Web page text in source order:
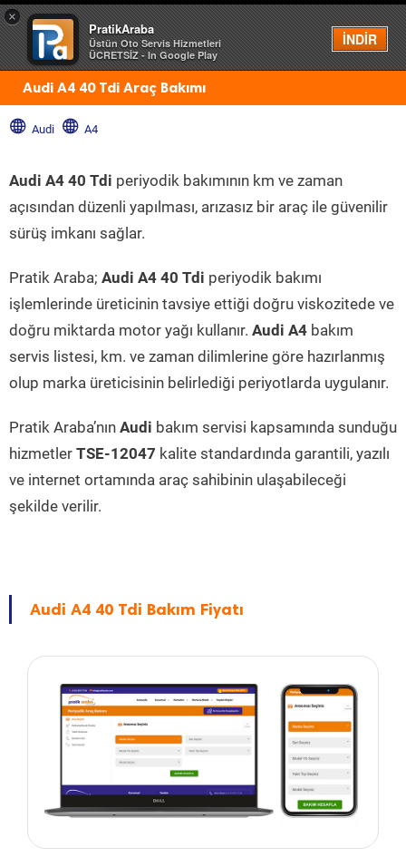
×
PratikAraba
Üstün Oto Servis Hizmetleri
ÜCRETSİZ - In Google Play
İNDİR
Menü
Audi A4 40 Tdi Araç Bakımı
Audi A4
Audi A4 40 Tdi periyodik bakımının km ve zaman
açısından düzenli yapılması, arızasız bir araç ile güvenilir
sürüş imkanı sağlar.
Pratik Araba; Audi A4 40 Tdi periyodik bakımı
işlemlerinde üreticinin tavsiye ettiği doğru viskozitede ve
doğru miktarda motor yağı kullanır. Audi A4 bakım
servis listesi, km. ve zaman dilimlerine göre hazırlanmış
olup marka üreticisinin belirlediği periyotlarda uygulanır.
Pratik Araba’nın Audi bakım servisi kapsamında sunduğu
hizmetler TSE-12047 kalite standardında garantili, yazılı
ve internet ortamında araç sahibinin ulaşabileceği
şekilde verilir.
Audi A4 40 Tdi Bakım Fiyatı